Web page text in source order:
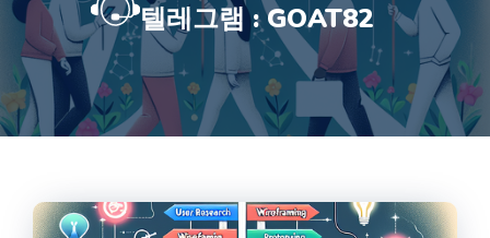
텔레그램 : GOAT82